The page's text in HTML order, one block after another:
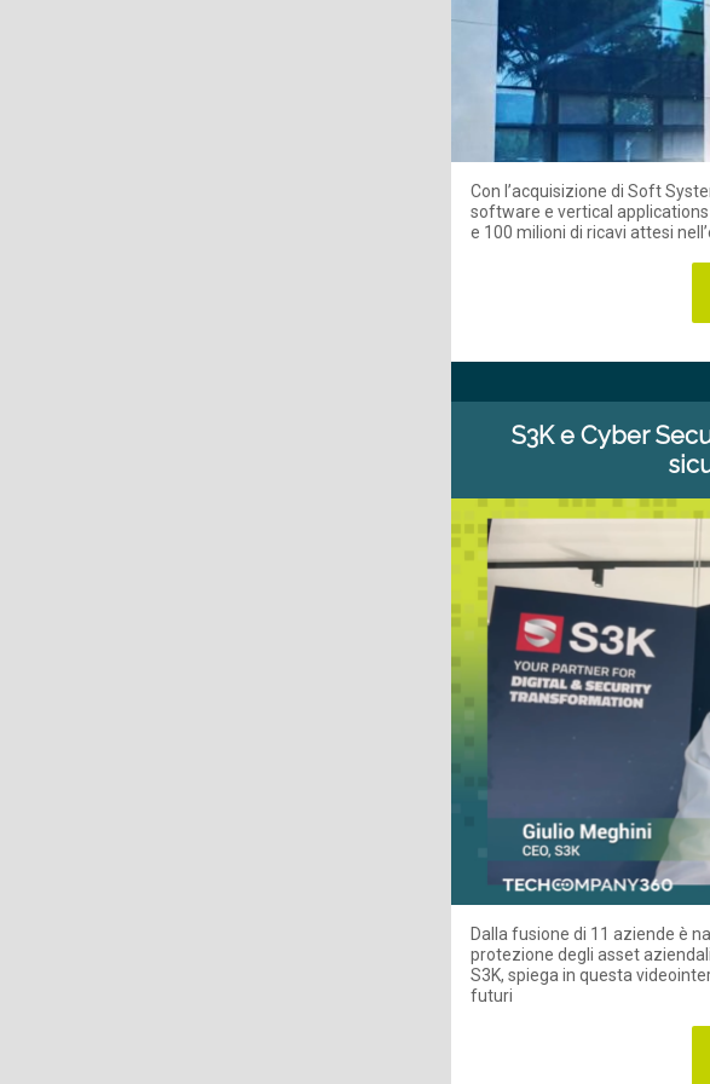
Con l’acquisizione di Soft
software e vertical
e 100 milioni di ricavi attesi
S3K e Cyber
Dalla fusione di 11 aziende è
protezione degli asset
S3K, spiega in questa
futuri